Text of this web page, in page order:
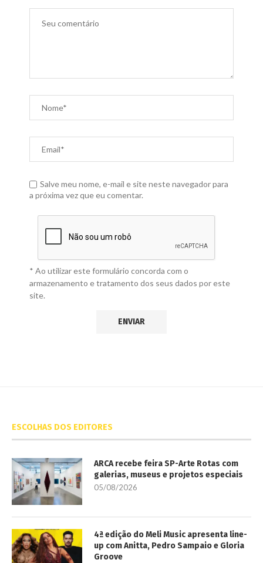
Salve meu nome, e-mail e site neste navegador para
a próxima vez que eu comentar.
* Ao utilizar este formulário concorda com o
armazenamento e tratamento dos seus dados por este
site.
ESCOLHAS DOS EDITORES
ARCA recebe feira SP-Arte Rotas com
galerias, museus e projetos especiais
05/08/2026
4ª edição do Meli Music apresenta line-
up com Anitta, Pedro Sampaio e Gloria
Groove